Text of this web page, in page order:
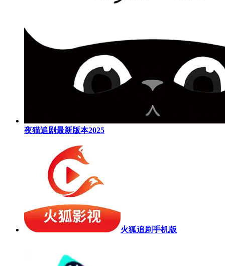
夜猫追剧最新版本2025
火狐追剧手机版